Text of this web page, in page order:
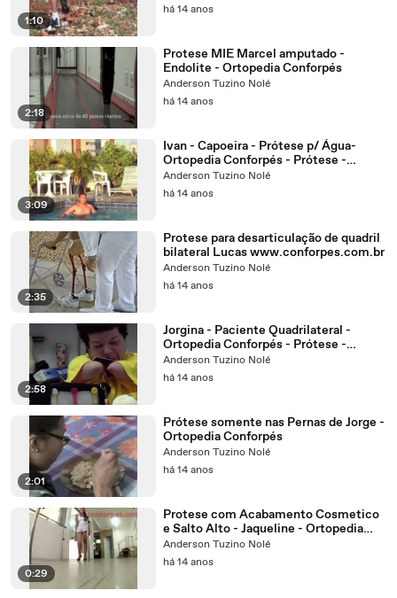
1:10
há 14 anos
2:18
Protese MIE Marcel amputado -
Endolite - Ortopedia Conforpés
Anderson Tuzino Nolé
há 14 anos
3:09
Ivan - Capoeira - Prótese p/ Água-
Ortopedia Conforpés - Prótese -
www.conforpes.com.br
Anderson Tuzino Nolé
há 14 anos
2:35
Protese para desarticulação de quadril
bilateral Lucas www.conforpes.com.br
Anderson Tuzino Nolé
há 14 anos
2:58
Jorgina - Paciente Quadrilateral -
Ortopedia Conforpés - Prótese -
www.conforpes.com.br
Anderson Tuzino Nolé
há 14 anos
2:01
Prótese somente nas Pernas de Jorge -
Ortopedia Conforpés
Anderson Tuzino Nolé
há 14 anos
0:29
Protese com Acabamento Cosmetico
e Salto Alto - Jaqueline - Ortopedia
Conforpés
Anderson Tuzino Nolé
há 14 anos